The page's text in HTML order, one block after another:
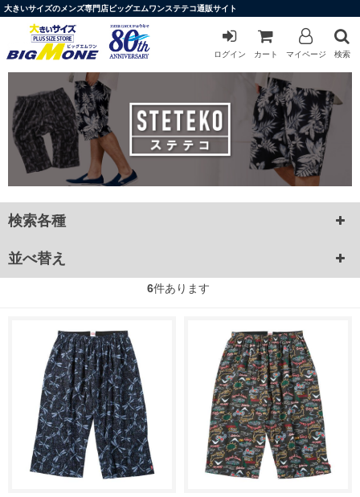
大きいサイズのメンズ専門店ビッグエムワンステテコ通販サイト
ログイン カート マイページ 検索
検索各種
並べ替え
6件あります